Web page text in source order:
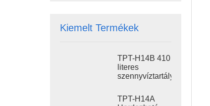
Kiemelt Termékek
TPT-H14B 410
literes
szennyvíztartályos
öblítős WC,
acél
TPT-H14A